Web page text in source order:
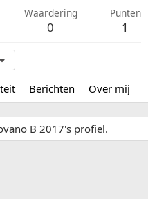
Waardering
0
Punten
1
Berichten Over mij
B 2017's profiel.